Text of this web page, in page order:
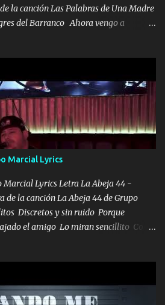
la canción Las Palabras de Una Madre
del Barranco Ahora vengo a
y nunca te olvidaremos, aquí
a vernos El recuerdo que yo
en mi corazón me llevo lo mismo que
triste porque no puedo mirarte, mas se
tu eres mi gran ángel, El desespero me
tu iluminas mi sendero por siempre
yo te tengo es co...
Marcial Lyrics
Marcial Lyrics Letra La Abeja 44 -
de la canción La Abeja 44 de Grupo
Discretos y sin ruido Porque
el amigo Lo miran sencillito Con
Y sus guitarras ya van sonando
agarrar el vuelo y la mente y